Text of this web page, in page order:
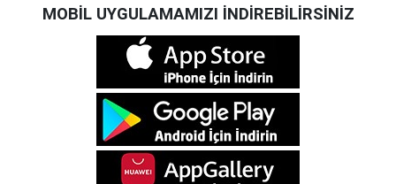
MOBİL UYGULAMAMIZI İNDİREBİLİRSİNİZ